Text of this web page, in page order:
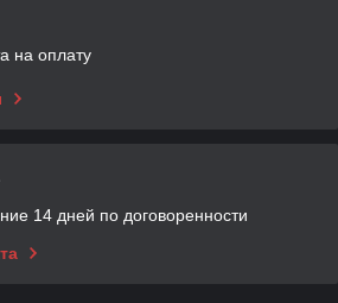
на оплату
14 дней по договоренности